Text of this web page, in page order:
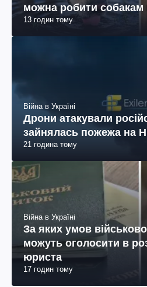
можна робити собакам
13 годин тому
Війна в Україні
Дрони атакували
зайнялась пожежа на
21 година тому
Війна в Україні
За яких умов
можуть оголосити в
юриста
17 годин тому